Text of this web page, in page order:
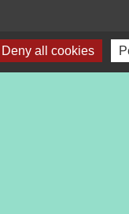
Deny all cookies